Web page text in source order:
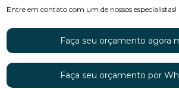
Entre em contato com um de nossos especialistas!
Faça seu orçamento agora
Faça seu orçamento por